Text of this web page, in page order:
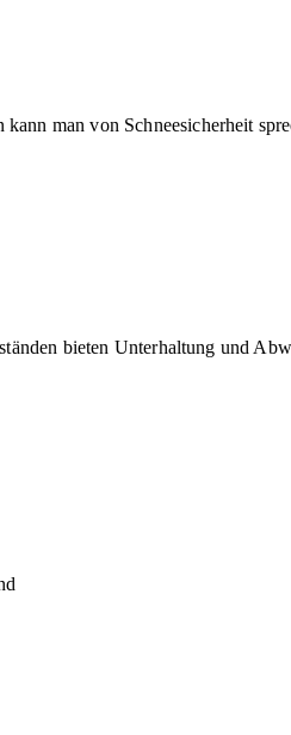
man von Schneesicherheit
bieten Unterhaltung und